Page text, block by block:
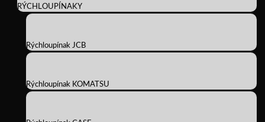
RÝCHLOUPÍNAKY
Rýchloupínak JCB
Rýchloupínak KOMATSU